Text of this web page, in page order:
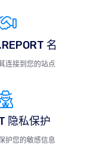
名
连接到您的站点
隐私保护
护您的敏感信息